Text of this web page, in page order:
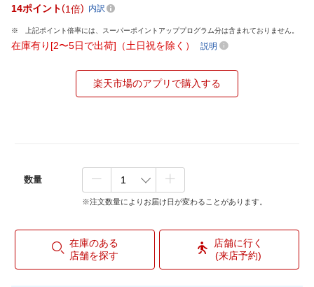
14ポイント 1倍 内訳
上記ポイント倍率には、スーパーポイントアッププログラム分は含まれておりません。
在庫有り[2〜5日で出荷]（土日祝を除く） 説明
楽天市場のアプリで購入する
数量
※注文数量によりお届け日が変わることがあります。
在庫のある
店舗を探す
店舗に行く
(来店予約)